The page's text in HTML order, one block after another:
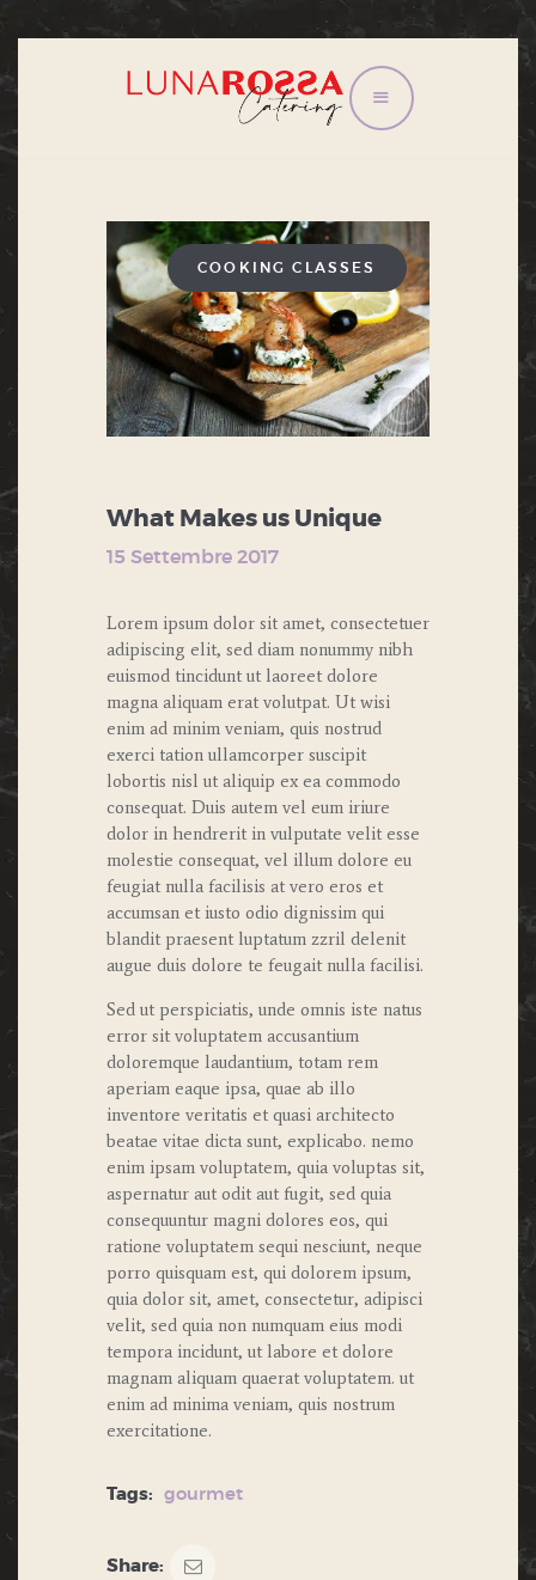
CONVEGNI
EVENTI
IL TRAM
LISTINO
CONTATTI
PRIVACY POLICY
COOKING CLASSES
What Makes us Unique
15 Settembre 2017
Lorem ipsum dolor sit amet, consectetuer
adipiscing elit, sed diam nonummy nibh
euismod tincidunt ut laoreet dolore
magna aliquam erat volutpat. Ut wisi
enim ad minim veniam, quis nostrud
exerci tation ullamcorper suscipit
lobortis nisl ut aliquip ex ea commodo
consequat. Duis autem vel eum iriure
dolor in hendrerit in vulputate velit esse
molestie consequat, vel illum dolore eu
feugiat nulla facilisis at vero eros et
accumsan et iusto odio dignissim qui
blandit praesent luptatum zzril delenit
augue duis dolore te feugait nulla facilisi.
Sed ut perspiciatis, unde omnis iste natus
error sit voluptatem accusantium
doloremque laudantium, totam rem
aperiam eaque ipsa, quae ab illo
inventore veritatis et quasi architecto
beatae vitae dicta sunt, explicabo. nemo
enim ipsam voluptatem, quia voluptas sit,
aspernatur aut odit aut fugit, sed quia
consequuntur magni dolores eos, qui
ratione voluptatem sequi nesciunt, neque
porro quisquam est, qui dolorem ipsum,
quia dolor sit, amet, consectetur, adipisci
velit, sed quia non numquam eius modi
tempora incidunt, ut labore et dolore
magnam aliquam quaerat voluptatem. ut
enim ad minima veniam, quis nostrum
exercitatione.
Tags: gourmet
Share: